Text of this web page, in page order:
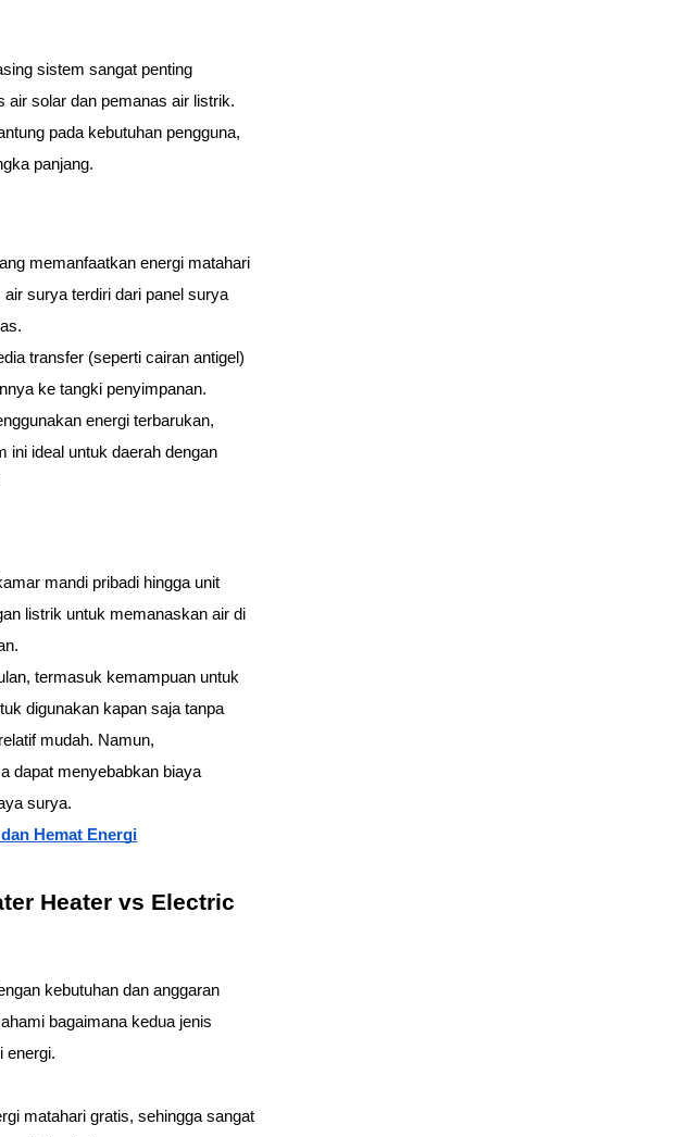
sistem sangat penting
air solar dan pemanas air listrik.
pada kebutuhan pengguna,
panjang.
memanfaatkan energi matahari
surya terdiri dari panel surya
transfer (seperti cairan antigel)
ke tangki penyimpanan.
energi terbarukan,
ini ideal untuk daerah dengan
mandi pribadi hingga unit
listrik untuk memanaskan air di
termasuk kemampuan untuk
digunakan kapan saja tanpa
mudah. Namun,
dapat menyebabkan biaya
surya.
Hemat Energi
Heater vs Electric
kebutuhan dan anggaran
bagaimana kedua jenis
energi.
matahari gratis, sehingga sangat